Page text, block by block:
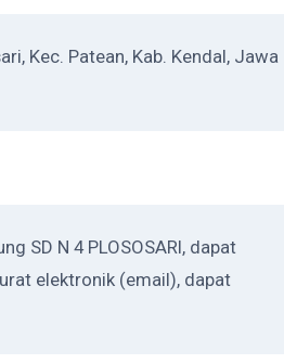
Kec. Patean, Kab. Kendal, Jawa
SD N 4 PLOSOSARI, dapat
elektronik (email), dapat